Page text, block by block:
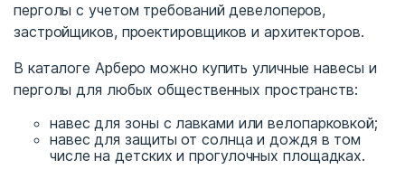
перголы с учетом требований девелоперов,
застройщиков, проектировщиков и архитекторов.
В каталоге Арберо можно купить уличные навесы и
перголы для любых общественных пространств:
навес для зоны с лавками или велопарковкой;
навес для защиты от солнца и дождя в том
числе на детских и прогулочных площадках.